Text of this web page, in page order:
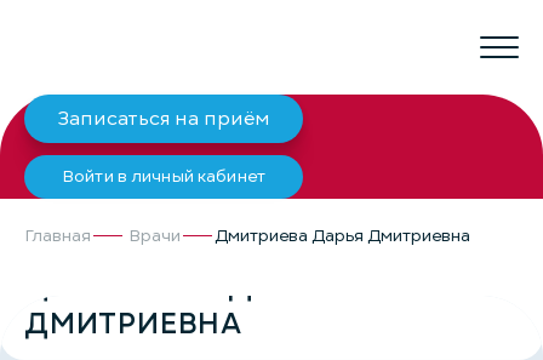
Записаться на приём
Войти в личный кабинет
Главная Врачи Дмитриева Дарья Дмитриевна
ДМИТРИЕВА ДАРЬЯ
ДМИТРИЕВНА